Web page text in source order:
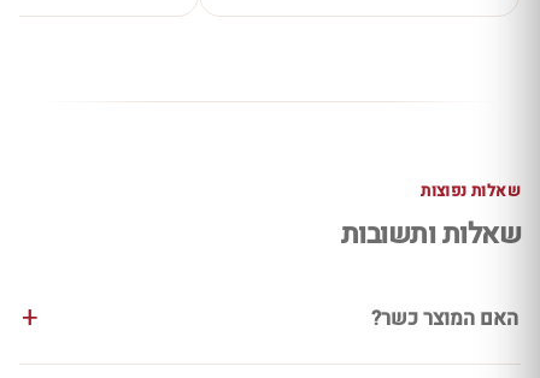
שאלות נפוצות
שאלות ותשובות
האם המוצר כשר?